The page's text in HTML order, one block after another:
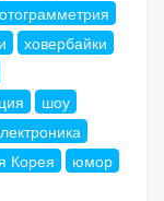
ховербайки
шоу
Корея
юмор